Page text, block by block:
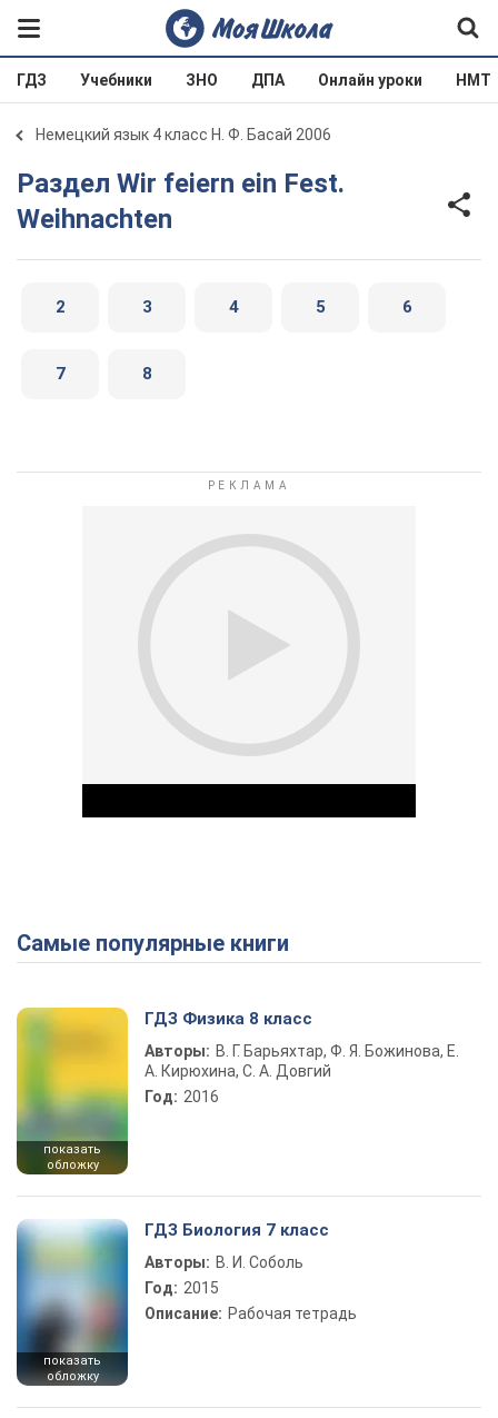
ГДЗ Учебники ЗНО ДПА Онлайн уроки НМТ
Немецкий язык 4 класс Н. Ф. Басай 2006
Раздел Wir feiern ein Fest.
Weihnachten
2 3 4 5 6
7 8
Play Video
Самые популярные книги
показать
обложку
ГДЗ Физика 8 класс
Авторы: В. Г. Барьяхтар, Ф. Я. Божинова, Е.
А. Кирюхина, С. А. Довгий
Год: 2016
показать
обложку
ГДЗ Биология 7 класс
Авторы: В. И. Соболь
Год: 2015
Описание: Рабочая тетрадь